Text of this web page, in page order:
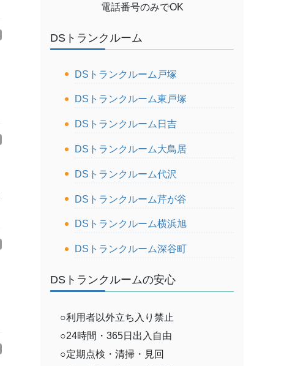
電話番号のみでOK
DSトランクルーム
DSトランクルーム戸塚
DSトランクルーム東戸塚
DSトランクルーム日吉
DSトランクルーム大鳥居
DSトランクルーム代沢
DSトランクルーム芹が谷
DSトランクルーム横浜旭
DSトランクルーム深谷町
DSトランクルームの安心
○利用者以外立ち入り禁止
○24時間・365日出入自由
○定期点検・清掃・見回